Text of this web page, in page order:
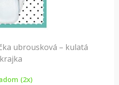
ubrousková – kulatá
krajka
(2x)